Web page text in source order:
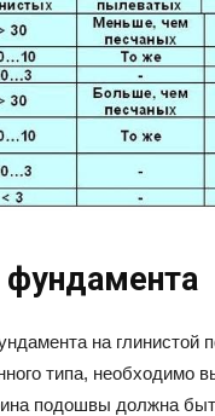
на глинистой
типа, необходимо
подошвы должна